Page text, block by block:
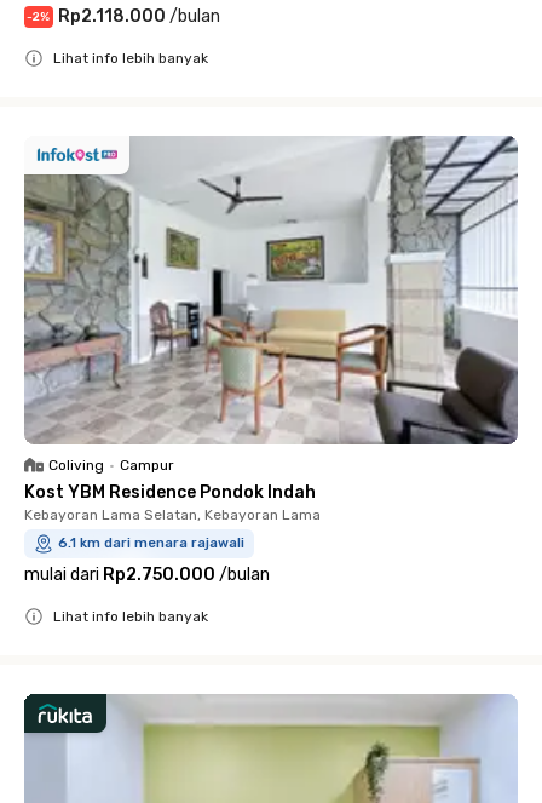
-2% Rp2.118.000 /bulan
Lihat info lebih banyak
Coliving • Campur
Kost YBM Residence Pondok Indah
Kebayoran Lama Selatan, Kebayoran Lama
6.1 km dari menara rajawali
mulai dari Rp2.750.000 /bulan
Lihat info lebih banyak